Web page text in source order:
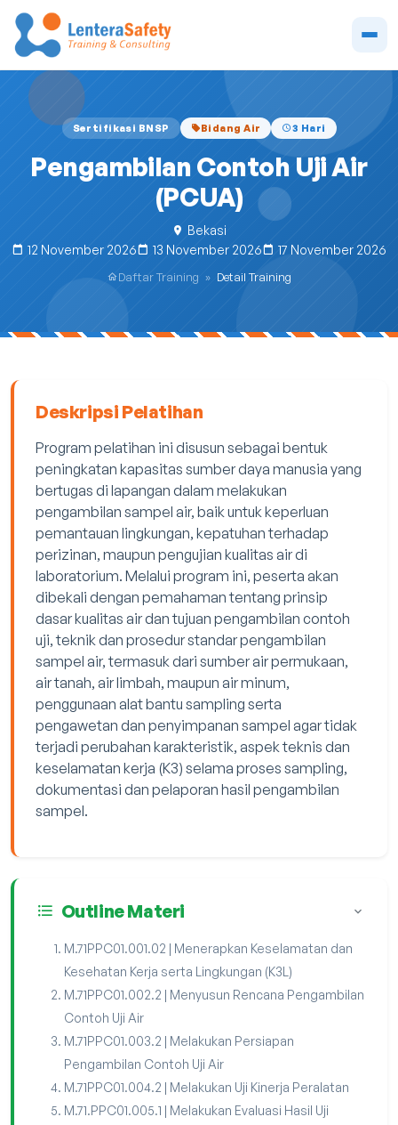
Sertifikasi BNSP Bidang Air 3 Hari
Pengambilan Contoh Uji Air
(PCUA)
Bekasi
12 November 2026
13 November 2026 17 November 2026
Daftar Training » Detail Training
Deskripsi Pelatihan
Program pelatihan ini disusun sebagai bentuk
peningkatan kapasitas sumber daya manusia yang
bertugas di lapangan dalam melakukan
pengambilan sampel air, baik untuk keperluan
pemantauan lingkungan, kepatuhan terhadap
perizinan, maupun pengujian kualitas air di
laboratorium. Melalui program ini, peserta akan
dibekali dengan pemahaman tentang prinsip
dasar kualitas air dan tujuan pengambilan contoh
uji, teknik dan prosedur standar pengambilan
sampel air, termasuk dari sumber air permukaan,
air tanah, air limbah, maupun air minum,
penggunaan alat bantu sampling serta
pengawetan dan penyimpanan sampel agar tidak
terjadi perubahan karakteristik, aspek teknis dan
keselamatan kerja (K3) selama proses sampling,
dokumentasi dan pelaporan hasil pengambilan
sampel.
Outline Materi
M.71PPC01.001.02 | Menerapkan Keselamatan dan
Kesehatan Kerja serta Lingkungan (K3L)
M.71PPC01.002.2 | Menyusun Rencana Pengambilan
Contoh Uji Air
M.71PPC01.003.2 | Melakukan Persiapan
Pengambilan Contoh Uji Air
M.71PPC01.004.2 | Melakukan Uji Kinerja Peralatan
M.71.PPC01.005.1 | Melakukan Evaluasi Hasil Uji